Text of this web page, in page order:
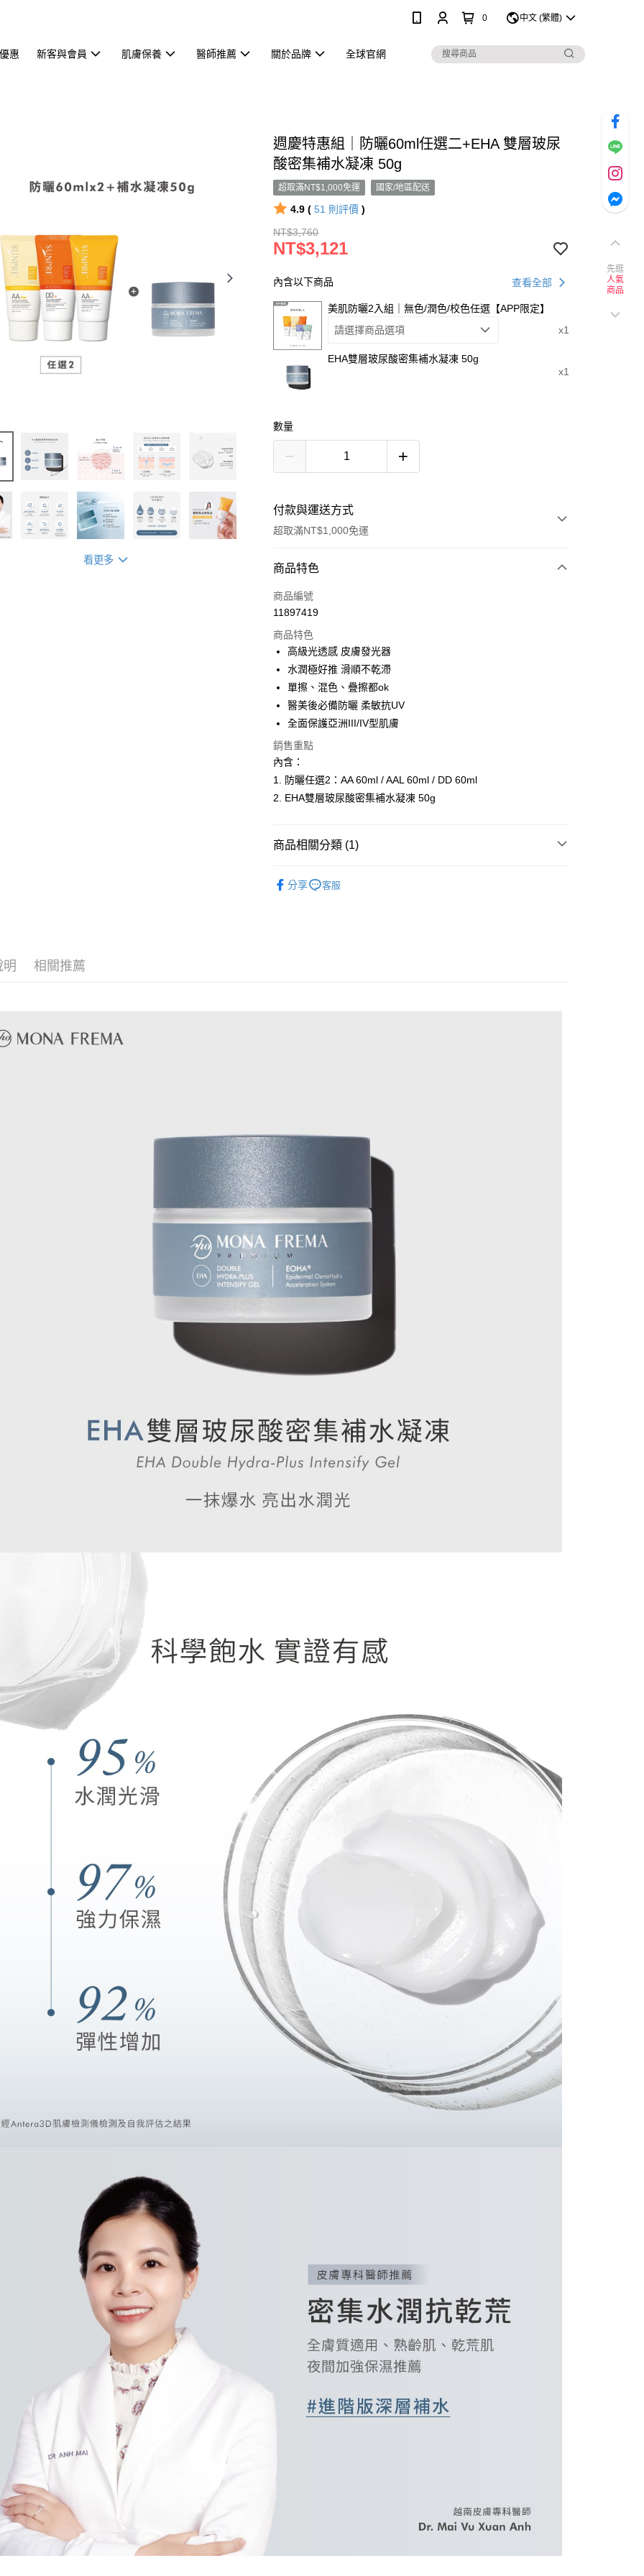
0 中文 (繁體)
惠 新客與會員 肌膚保養 醫師推薦 關於品牌 全球官網
看更多
週慶特惠組｜防曬60ml任選二+EHA 雙層玻尿
酸密集補水凝凍 50g
超取滿NT$1,000免運 國家/地區配送
4.9 ( 51 則評價 )
NT$3,760
NT$3,121
內含以下商品 查看全部
美肌防曬2入組｜無色/潤色/校色任選【APP限定】
請選擇商品選項
x1
EHA雙層玻尿酸密集補水凝凍 50g
x1
數量
付款與運送方式
超取滿NT$1,000免運
付款方式
信用卡一次付款
3 期 0 利率 每期 NT$1,040
合作金庫商業銀行
華南商業銀行
國泰世華商業銀行
臺灣中小企業銀行
匯豐（台灣）商業銀行
聯邦商業銀行
玉山商業銀行
台新國際商業銀行
中國信託商業銀行
超商取貨付款
Apple Pay
悠遊付
全盈+PAY
全家取貨付款
每筆NT$60，滿NT$1,000(含以上)免運費
付款後7-11取貨
每筆NT$60，滿NT$1,000(含以上)免運費
付款後7-11取貨-團購限定
每筆NT$60，滿NT$1,000(含以上)免運費
黑貓宅配(本島)
每筆NT$85，滿NT$1,000(含以上)免運費
每筆NT$130，滿NT$1,000(含以上)免運費
商品特色
商品編號
11897419
商品特色
高級光透感 皮膚發光器
水潤極好推 滑順不乾滯
單擦、混色、疊擦都ok
醫美後必備防曬 柔敏抗UV
全面保護亞洲III/IV型肌膚
銷售重點
內含：
1. 防曬任選2：AA 60ml / AAL 60ml / DD 60ml
2. EHA雙層玻尿酸密集補水凝凍 50g
商品相關分類 (1)
分享
客服
明 相關推薦
先逛
人氣
商品